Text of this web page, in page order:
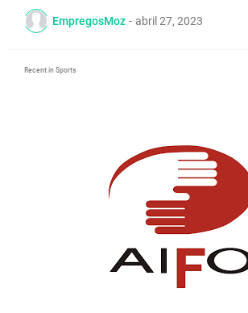
EmpregosMoz - abril 27, 2023
Recent in Sports